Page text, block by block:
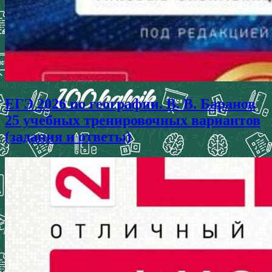
ЕГЭ 2026 по географии. В. В. Баранов
25 учебных тренировочных вариантов
(задания и ответы)